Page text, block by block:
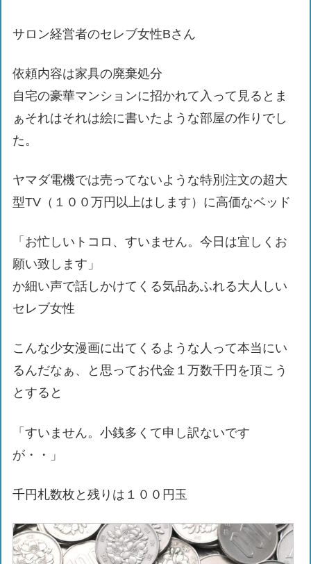
サロン経営者のセレブ女性Bさん
依頼内容は家具の廃棄処分
自宅の豪華マンションに招かれて入って見るとま
ぁそれはそれは絵に書いたような部屋の作りでし
た。
ヤマダ電機では売ってないような特別注文の超大
型TV（１００万円以上はします）に高価なベッド
「お忙しいトコロ、すいません。今日は宜しくお
願い致します」
か細い声で話しかけてくる気品あふれる大人しい
セレブ女性
こんな少女漫画に出てくるような人って本当にい
るんだなぁ、と思ってお代金１万数千円を頂こう
とすると
「すいません。小銭多くて申し訳ないです
が・・」
千円札数枚と残りは１００円玉